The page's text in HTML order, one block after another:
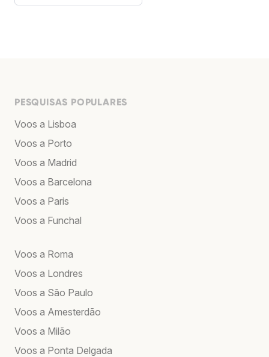
PESQUISAS POPULARES
Voos a Lisboa
Voos a Porto
Voos a Madrid
Voos a Barcelona
Voos a Paris
Voos a Funchal
Voos a Roma
Voos a Londres
Voos a São Paulo
Voos a Amesterdão
Voos a Milão
Voos a Ponta Delgada